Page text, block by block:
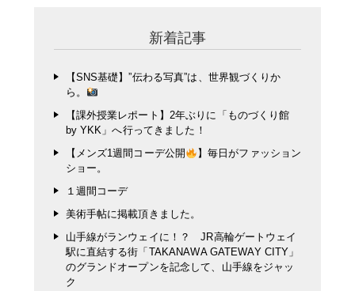
新着記事
【SNS基礎】”伝わる写真”は、世界観づくりか
ら。
【課外授業レポート】2年ぶりに「ものづくり館
by YKK」へ行ってきました！
【メンズ1週間コーデ公開
】毎日がファッション
ショー。
１週間コーデ
美術手帖に掲載頂きました。
山手線がランウェイに！？ JR高輪ゲートウェイ
駅に直結する街「TAKANAWA GATEWAY CITY」
のグランドオープンを記念して、山手線をジャッ
ク